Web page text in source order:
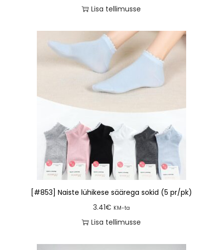
Lisa tellimusse
[#853] Naiste lühikese säärega sokid (5 pr/pk)
3.41€ KM-ta
Lisa tellimusse